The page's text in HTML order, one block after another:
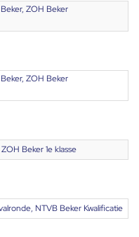
ZOH Beker
ZOH Beker
Beker 1e klasse
NTVB Beker Kwalificatie